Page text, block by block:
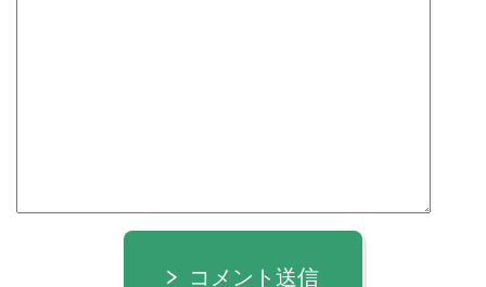
コメント送信